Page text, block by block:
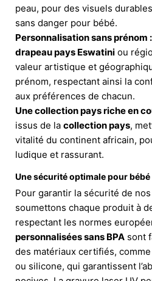
peau, pour des visuels
sans danger pour bébé.
Personnalisation sans prénom :
drapeau pays Eswatini ou
valeur artistique et
prénom, respectant ainsi la
aux préférences de chacun.
Une collection pays riche en
issus de la collection pays,
vitalité du continent africain,
ludique et rassurant.
Une sécurité optimale pour bébé
Pour garantir la sécurité de
soumettons chaque produit à
respectant les normes
personnalisées sans BPA sont
des matériaux certifiés,
ou silicone, qui garantissent